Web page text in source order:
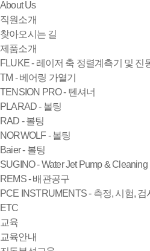
About Us
직원소개
찾아오시는 길
제품소개
FLUKE - 레이저 축 정렬계측기 및 진
TM - 베어링 가열기
TENSION PRO - 텐셔너
PLARAD - 볼팅
RAD - 볼팅
NORWOLF - 볼팅
Baier - 볼팅
SUGINO - Water Jet Pump & Cleaning
REMS - 배관공구
PCE INSTRUMENTS - 측정, 시험, 검
ETC
교육
교육안내